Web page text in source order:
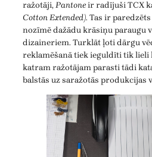
ražotāji,Pantoneir radījuši TCX
Cotton Extended). Tas ir
nozīmē dažādu krāsiņu paraugu
dizaineriem. Turklāt ļoti dārgu
reklamēšanā tiek ieguldīti tik lieli
katram ražotājam parasti tādi
balstās uz saražotās produkcijas